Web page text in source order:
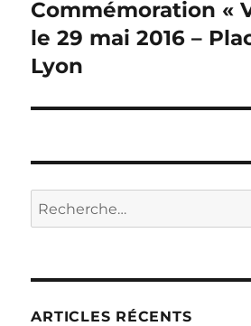
Publication
suivante :
Commémoration «
le 29 mai 2016 –
Lyon
Recherche
pour :
ARTICLES RÉCENTS